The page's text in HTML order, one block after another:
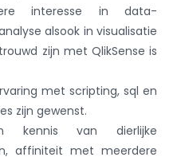
interesse in data-
alsook in visualisatie
zijn met QlikSense is
met scripting, sql en
zijn gewenst.
kennis van dierlijke
affiniteit met meerdere